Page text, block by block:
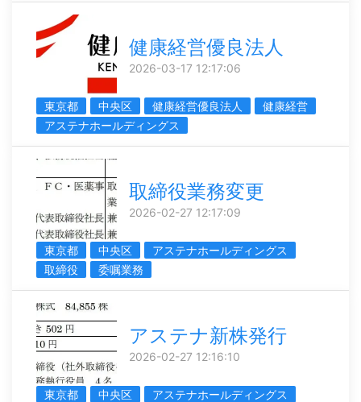
健康経営優良法人
2026-03-17 12:17:06
東京都 中央区 健康経営優良法人
健康経営
アステナホールディングス
取締役業務変更
2026-02-27 12:17:09
東京都 中央区
アステナホールディングス
取締役
委嘱業務
アステナ新株発行
2026-02-27 12:16:10
東京都 中央区
アステナホールディングス